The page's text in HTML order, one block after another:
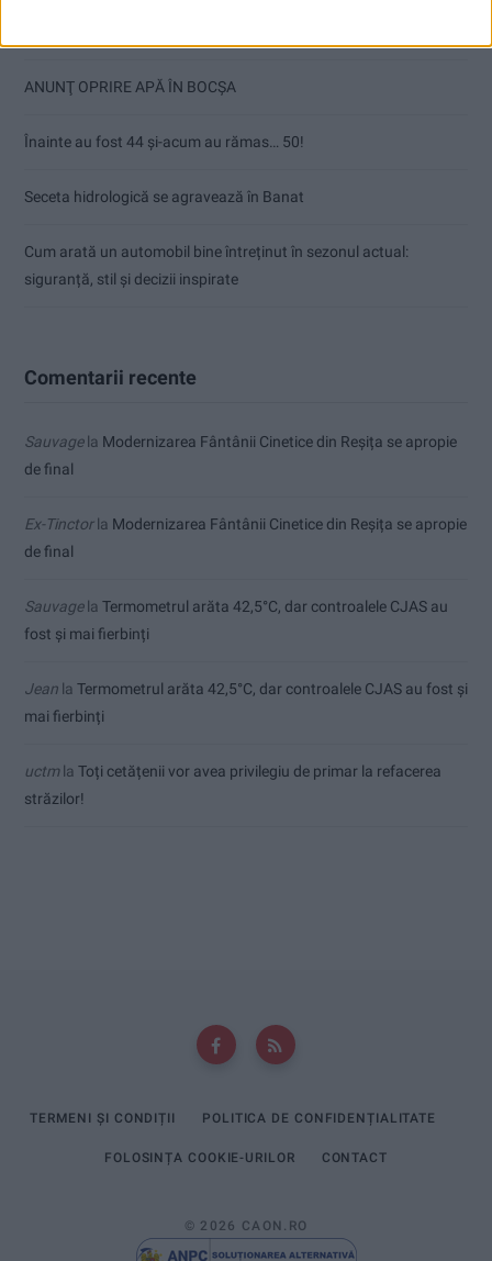
ANUNŢ OPRIRE APĂ ÎN BOCȘA
Înainte au fost 44 și-acum au rămas… 50!
Seceta hidrologică se agravează în Banat
Cum arată un automobil bine întreținut în sezonul actual:
siguranță, stil și decizii inspirate
Comentarii recente
Sauvagela Modernizarea Fântânii Cinetice din Reșița se apropie
de final
Ex-Tinctorla Modernizarea Fântânii Cinetice din Reșița se apropie
de final
Sauvagela Termometrul arăta 42,5°C, dar controalele CJAS au
fost și mai fierbinți
Jean la Termometrul arăta 42,5°C, dar controalele CJAS au fost și
mai fierbinți
uctmla Toți cetățenii vor avea privilegiu de primar la refacerea
străzilor!
TERMENI ȘI CONDIȚII POLITICA DE CONFIDENȚIALITATE
FOLOSINȚA COOKIE-URILOR CONTACT
© 2026 CAON.RO